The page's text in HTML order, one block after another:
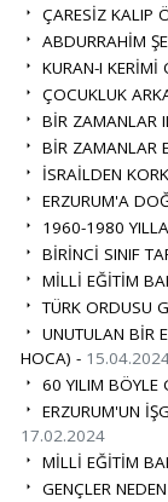
ÇARESİZ KALIP
ABDURRAHİM
KURAN-I KERİMİ
ÇOCUKLUK
BİR ZAMANLAR
BİR ZAMANLAR
İSRAİLDEN
ERZURUM'A
1960-1980
BİRİNCİ SINIF
MİLLİ EĞİTİM
TÜRK ORDUSU
UNUTULAN BİR
HOCA) -
60 YILIM BÖYLE
ERZURUM'UN
17.02.2024
MİLLİ EĞİTİM
GENÇLER